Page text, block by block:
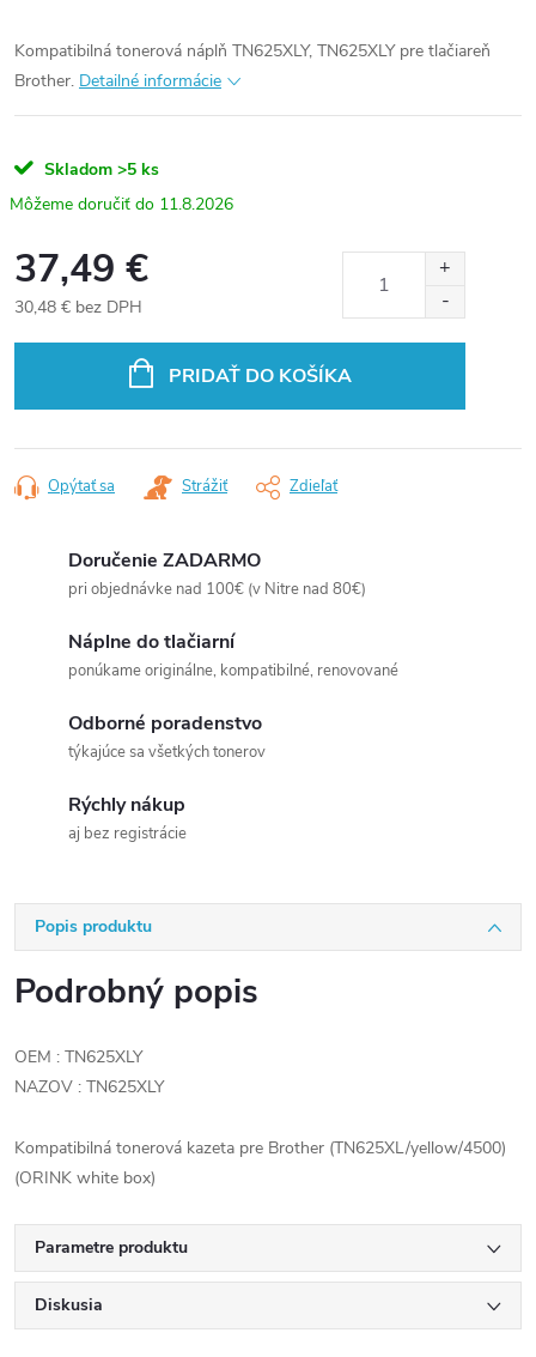
Kompatibilná tonerová náplň TN625XLY, TN625XLY pre tlačiareň
Brother. Detailné informácie
Skladom >5 ks
11.8.2026
37,49 €
30,48 € bez DPH
PRIDAŤ DO KOŠÍKA
Opýtať sa Strážiť Zdieľať
Doručenie ZADARMO
pri objednávke nad 100€ (v Nitre nad 80€)
Náplne do tlačiarní
ponúkame originálne, kompatibilné, renovované
Odborné poradenstvo
týkajúce sa všetkých tonerov
Rýchly nákup
aj bez registrácie
Popis produktu
Podrobný popis
OEM : TN625XLY
NAZOV : TN625XLY
Kompatibilná tonerová kazeta pre Brother (TN625XL/yellow/4500)
(ORINK white box)
Parametre produktu
Diskusia